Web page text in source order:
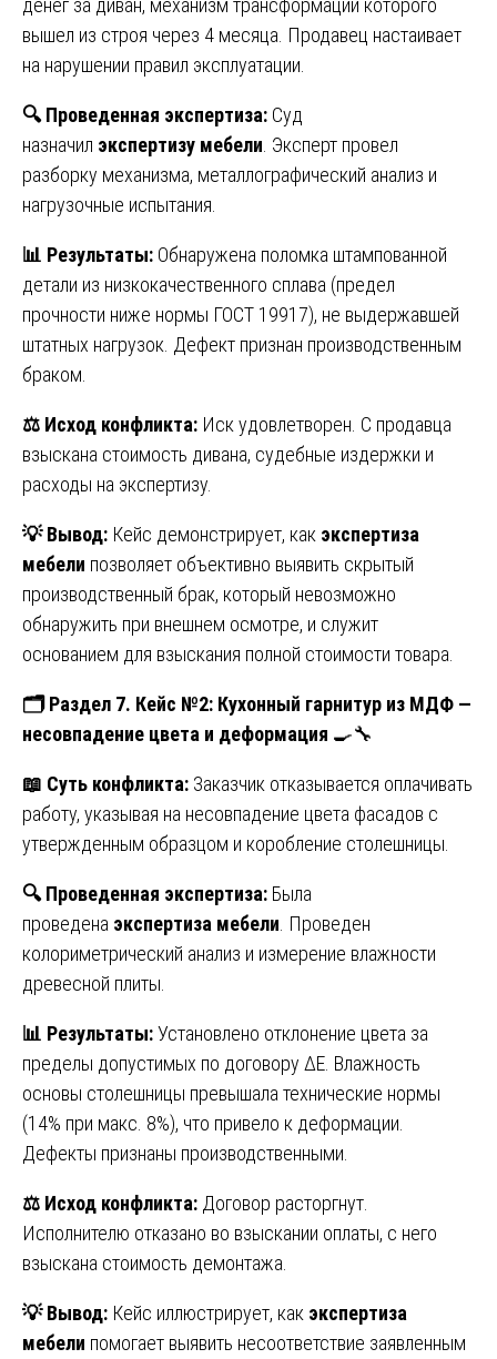
денег за диван, механизм трансформации которого
вышел из строя через 4 месяца. Продавец настаивает
на нарушении правил эксплуатации.
🔍Проведенная экспертиза: Суд
назначил экспертизу мебели . Эксперт провел
разборку механизма, металлографический анализ и
нагрузочные испытания.
📊 Результаты: Обнаружена поломка штампованной
детали из низкокачественного сплава (предел
прочности ниже нормы ГОСТ 19917), не выдержавшей
штатных нагрузок. Дефект признан производственным
браком.
⚖️ Исход конфликта: Иск удовлетворен. С продавца
взыскана стоимость дивана, судебные издержки и
расходы на экспертизу.
💡Вывод: Кейс демонстрирует, как экспертиза
мебели позволяет объективно выявить скрытый
производственный брак, который невозможно
обнаружить при внешнем осмотре, и служит
основанием для взыскания полной стоимости товара.
🗂️ Раздел 7. Кейс №2: Кухонный гарнитур из МДФ —
несовпадение цвета и деформация 🍳🔧
📖 Суть конфликта: Заказчик отказывается оплачивать
работу, указывая на несовпадение цвета фасадов с
утвержденным образцом и коробление столешницы.
🔍Проведенная экспертиза: Была
проведена экспертиза мебели . Проведен
колориметрический анализ и измерение влажности
древесной плиты.
📊 Результаты:Установлено отклонение цвета за
пределы допустимых по договору ΔE. Влажность
основы столешницы превышала технические нормы
(14% при макс. 8%), что привело к деформации.
Дефекты признаны производственными.
⚖️ Исход конфликта: Договор расторгнут.
Исполнителю отказано во взыскании оплаты, с него
взыскана стоимость демонтажа.
💡Вывод: Кейс иллюстрирует, как экспертиза
мебели помогает выявить несоответствие заявленным